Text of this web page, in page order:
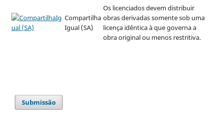
Compartilha
Igual (SA)
Os licenciados devem distribuir
obras derivadas somente sob uma
licença idêntica à que governa a
obra original ou menos restritiva.
Submissão